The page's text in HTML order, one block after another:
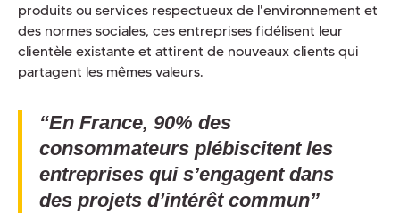
produits ou services respectueux de l'environnement et
des normes sociales, ces entreprises fidélisent leur
clientèle existante et attirent de nouveaux clients qui
partagent les mêmes valeurs.
“En France, 90% des
consommateurs plébiscitent les
entreprises qui s’engagent dans
des projets d’intérêt commun”